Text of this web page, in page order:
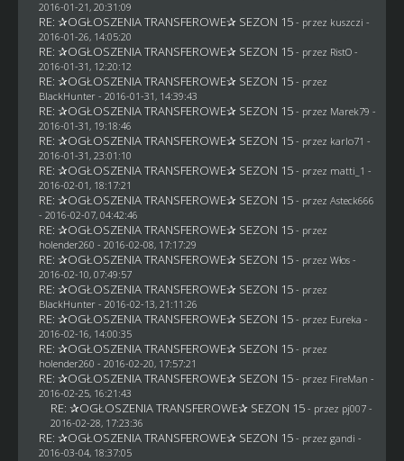
2016-01-21, 20:31:09
RE: ✰OGŁOSZENIA TRANSFEROWE✰ SEZON 15 - przez kuszczi -
2016-01-26, 14:05:20
RE: ✰OGŁOSZENIA TRANSFEROWE✰ SEZON 15 - przez RistO-
2016-01-31, 12:20:12
RE: ✰OGŁOSZENIA TRANSFEROWE✰ SEZON 15 - przez
BlackHunter- 2016-01-31, 14:39:43
RE: ✰OGŁOSZENIA TRANSFEROWE✰ SEZON 15 - przez Marek79 -
2016-01-31, 19:18:46
RE: ✰OGŁOSZENIA TRANSFEROWE✰ SEZON 15 - przez karlo71 -
2016-01-31, 23:01:10
RE: ✰OGŁOSZENIA TRANSFEROWE✰ SEZON 15 - przez matti_1 -
2016-02-01, 18:17:21
RE: ✰OGŁOSZENIA TRANSFEROWE✰ SEZON 15 - przez Asteck666
- 2016-02-07, 04:42:46
RE: ✰OGŁOSZENIA TRANSFEROWE✰ SEZON 15 - przez
holender260 - 2016-02-08, 17:17:29
RE: ✰OGŁOSZENIA TRANSFEROWE✰ SEZON 15 - przez Włos-
2016-02-10, 07:49:57
RE: ✰OGŁOSZENIA TRANSFEROWE✰ SEZON 15 - przez
BlackHunter- 2016-02-13, 21:11:26
RE: ✰OGŁOSZENIA TRANSFEROWE✰ SEZON 15 - przez Eureka -
2016-02-16, 14:00:35
RE: ✰OGŁOSZENIA TRANSFEROWE✰ SEZON 15 - przez
holender260 - 2016-02-20, 17:57:21
RE: ✰OGŁOSZENIA TRANSFEROWE✰ SEZON 15 - przez FireMan -
2016-02-25, 16:21:43
RE: ✰OGŁOSZENIA TRANSFEROWE✰ SEZON 15 - przez pj007-
2016-02-28, 17:23:36
RE: ✰OGŁOSZENIA TRANSFEROWE✰ SEZON 15 - przez gandi -
2016-03-04, 18:37:05